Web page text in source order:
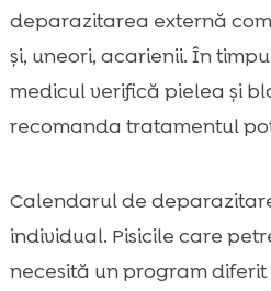
deparazitarea externă
și, uneori, acarienii. În
medicul verifică pielea și
recomanda tratamentul
Calendarul de
individual. Pisicile care
necesită un program